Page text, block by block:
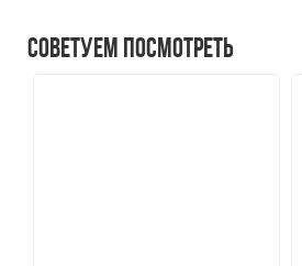
Советуем посмотреть